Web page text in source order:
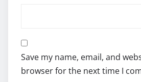
Save my name, email, and
browser for the next time I